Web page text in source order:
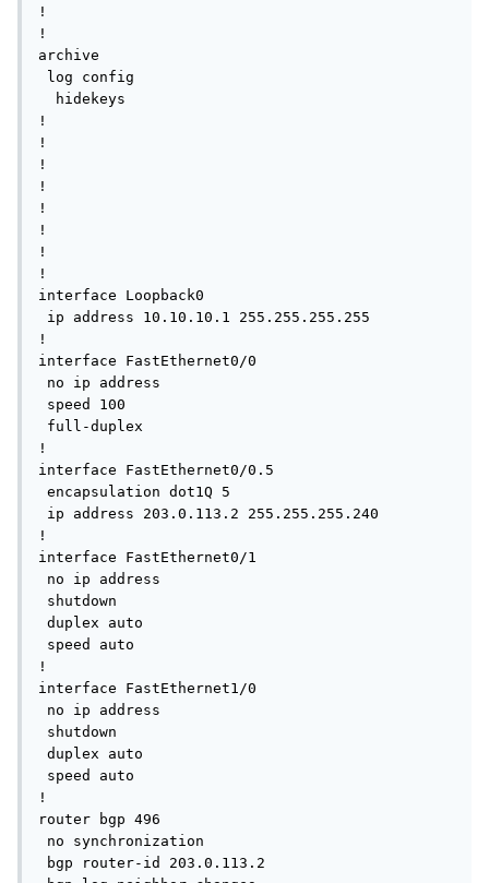
!
!
archive
!
!
!
!
!
!
!
!
interface Loopback0
!
interface FastEthernet0/0
!
interface FastEthernet0/0.5
!
interface FastEthernet0/1
!
interface FastEthernet1/0
!
router bgp 496